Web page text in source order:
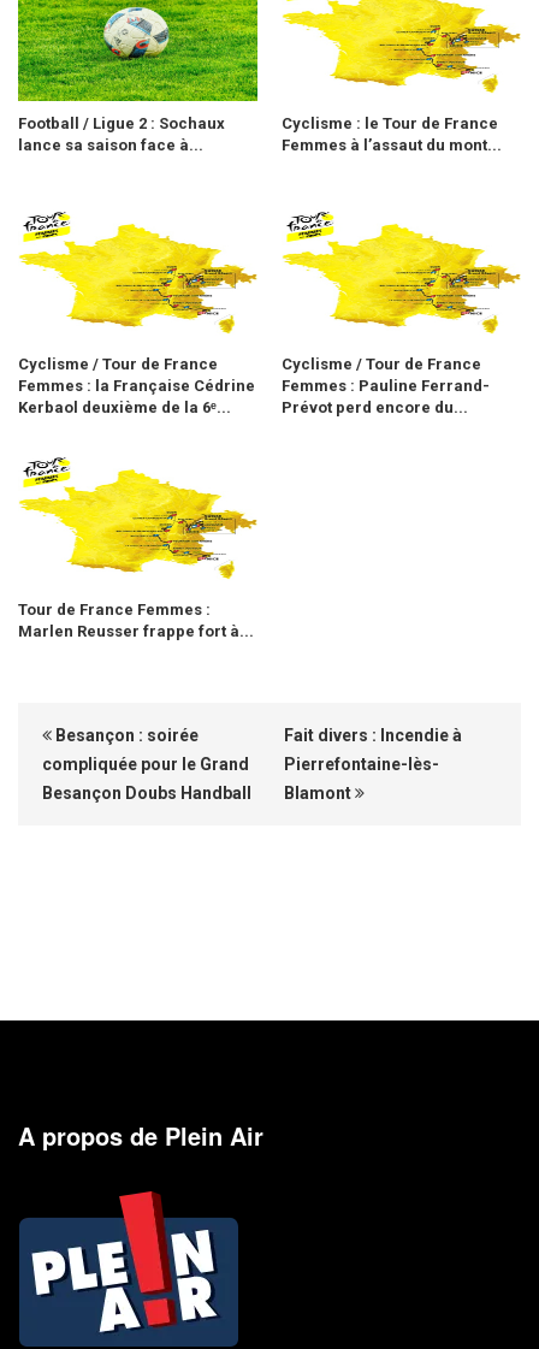
Football / Ligue 2 : Sochaux
lance sa saison face à...
Cyclisme : le Tour de France
Femmes à l’assaut du mont...
Cyclisme / Tour de France
Femmes : la Française Cédrine
Kerbaol deuxième de la 6ᵉ...
Cyclisme / Tour de France
Femmes : Pauline Ferrand-
Prévot perd encore du...
Tour de France Femmes :
Marlen Reusser frappe fort à...
Besançon : soirée
compliquée pour le Grand
Besançon Doubs Handball
Fait divers : Incendie à
Pierrefontaine-lès-
Blamont
A propos de Plein Air